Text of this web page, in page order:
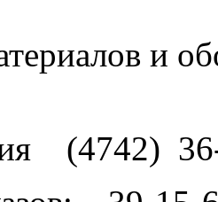
и
(4742)